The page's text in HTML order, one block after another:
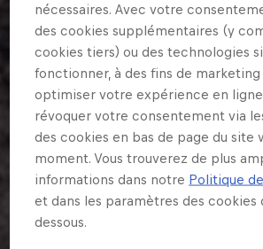
nécessaires. Avec votre
des cookies supplémentaires (y
cookies tiers) ou des technologies
fonctionner, à des fins de
optimiser votre expérience en
révoquer votre consentement via
des cookies en bas de page du site
moment. Vous trouverez de plus
informations dans notre Politique
et dans les paramètres des
dessous.